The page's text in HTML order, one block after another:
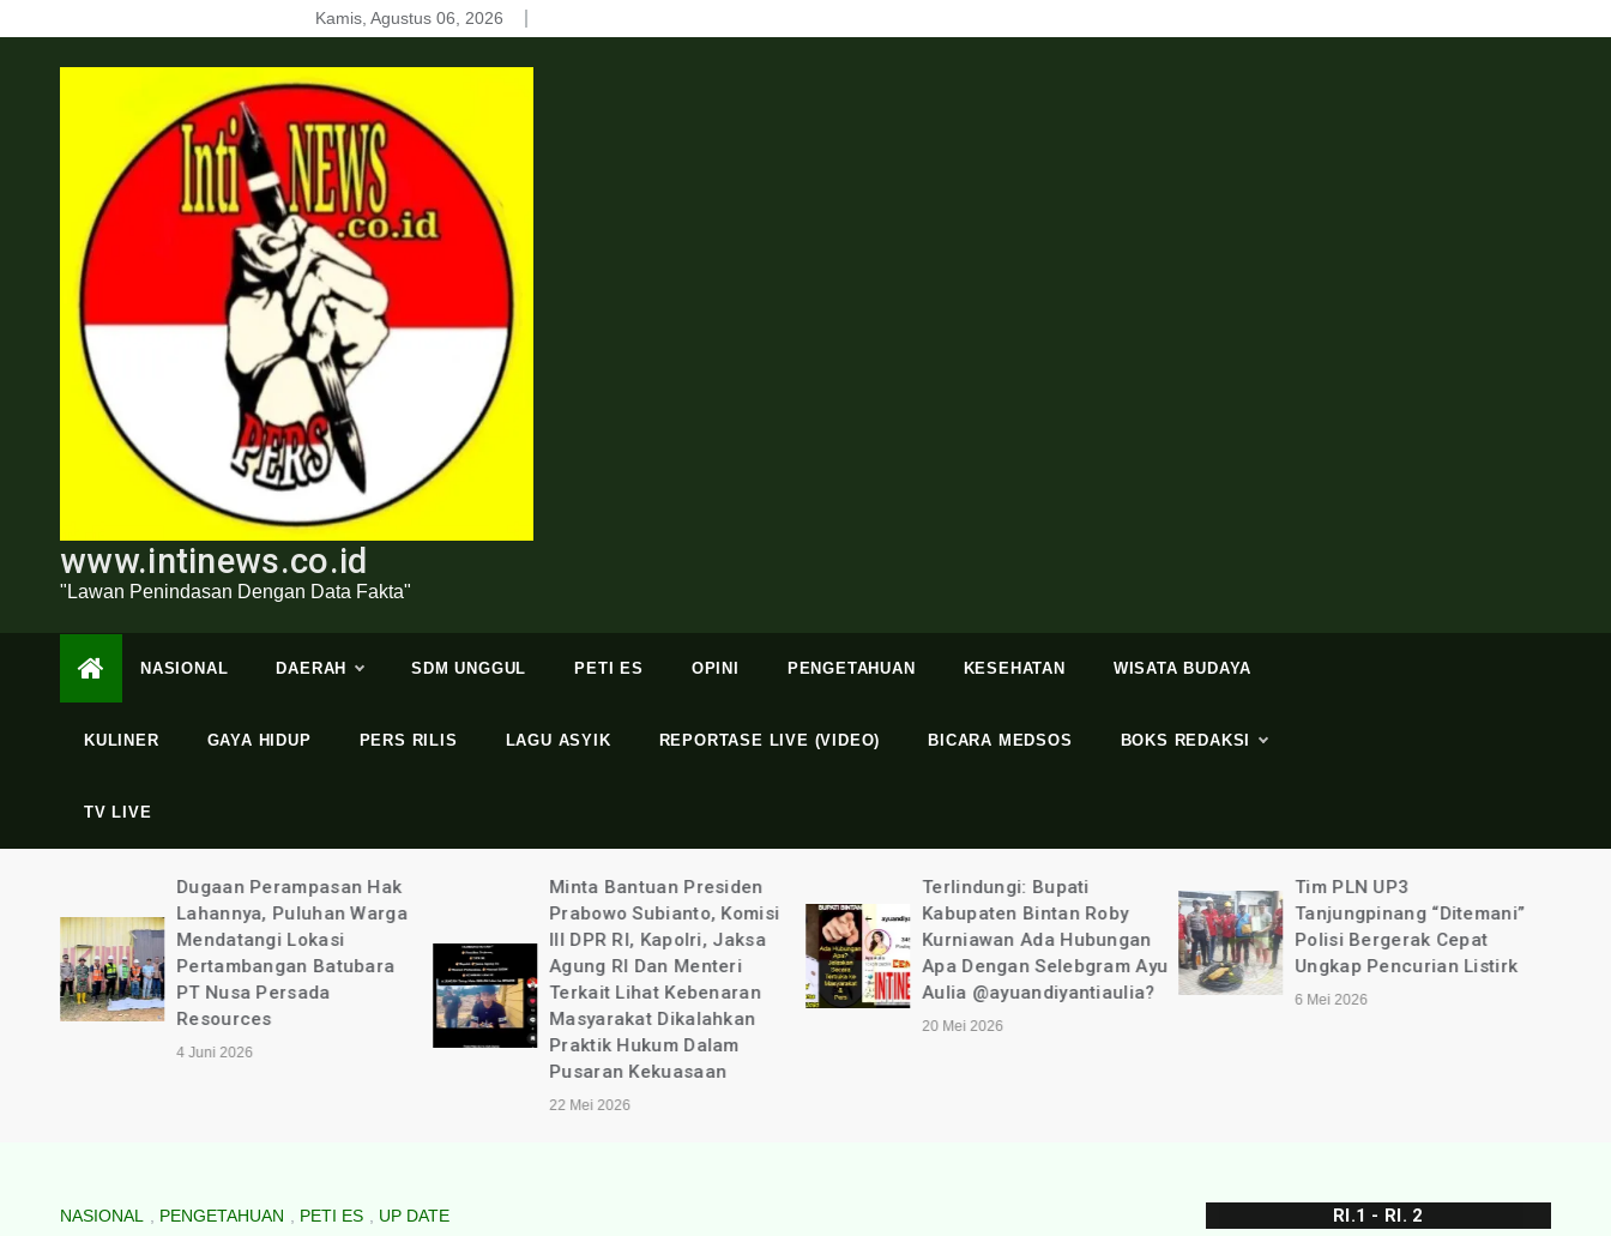
to
content
Kamis, Agustus 06, 2026
www.intinews.co.id
"Lawan Penindasan Dengan Data Fakta"
NASIONAL DAERAH SDM UNGGUL PETI ES OPINI PENGETAHUAN KESEHATAN WISATA BUDAYA
KULINER GAYA HIDUP PERS RILIS LAGU ASYIK REPORTASE LIVE (VIDEO) BICARA MEDSOS BOKS REDAKSI
TV LIVE
Dugaan Perampasan Hak
Lahannya, Puluhan Warga
Mendatangi Lokasi
Pertambangan Batubara
PT Nusa Persada
Resources
4 Juni 2026
Minta Bantuan Presiden
Prabowo Subianto, Komisi
III DPR RI, Kapolri, Jaksa
Agung RI Dan Menteri
Terkait Lihat Kebenaran
Masyarakat Dikalahkan
Praktik Hukum Dalam
Pusaran Kekuasaan
22 Mei 2026
Terlindungi: Bupati
Kabupaten Bintan Roby
Kurniawan Ada Hubungan
Apa Dengan Selebgram Ayu
Aulia @ayuandiyantiaulia?
20 Mei 2026
Tim PLN UP3
Tanjungpinang “Ditemani”
Polisi Bergerak Cepat
Ungkap Pencurian Listirk
6 Mei 2026
NASIONAL PENGETAHUAN PETI ES UP DATE RI.1 - RI. 2